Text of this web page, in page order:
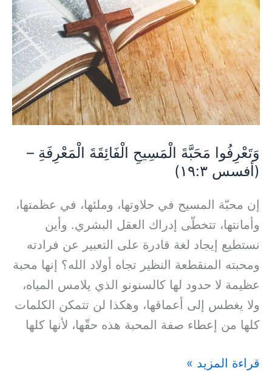
وَتَعْرِفُوا مَحَبَّةَ الْمَسِيحِ الْفَائِقَةَ الْمَعْرِفَةِ –
(أفسس ١٩:٣)
إن محبّة المسيح في حلاوتها، وملئها، في عظمتها،
وأمانتها، تتخطّى إدراك العقل البشري. وأين
نستطيع إيجاد لغة قادرة على التعبير عن فرادته
ومحبته المنقطعة النظير تجاه أولاد الله؟ إنها محبة
عظيمة لا حدود لها كالسنونو الذي يلامس المياه،
ولا يغطس إلى أعماقها، وهكذا لن تتمكن الكلمات
كلها من إعطاء صفة المحبة هذه حقّها، لأنها كلها
الْمَسِيحِ
الْفَائِقَةَ
الْمَعْرِفَةِ
(أفسس
١٩:٣)
قراءة المزيد »